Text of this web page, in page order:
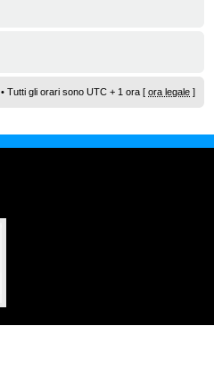
• Tutti gli orari sono UTC + 1 ora [ ora legale ]